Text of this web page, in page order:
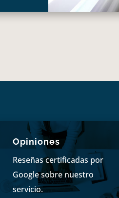
Opiniones
Reseñas certificadas por
Google sobre nuestro
servicio.